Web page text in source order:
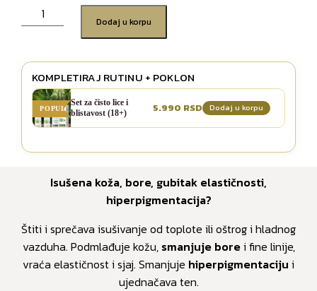
Dodaj u korpu
KOMPLETIRAJ RUTINU + POKLON
POPULARNO
Set za čisto lice i
blistavost (18+)
5.990 Dodaj u korpu
Isušena koža, bore, gubitak elastičnosti,
hiperpigmentacija?
Štiti i sprečava isušivanje od toplote ili oštrog i hladnog
vazduha. Podmlađuje kožu, smanjuje borei fine linije,
vraća elastičnost i sjaj. Smanjuje hiperpigmentaciju i
ujednačava ten.